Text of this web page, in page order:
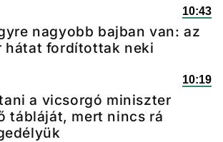
10:43
nagyobb bajban van: az
hátat fordítottak neki
10:19
a vicsorgó miniszter
tábláját, mert nincs rá